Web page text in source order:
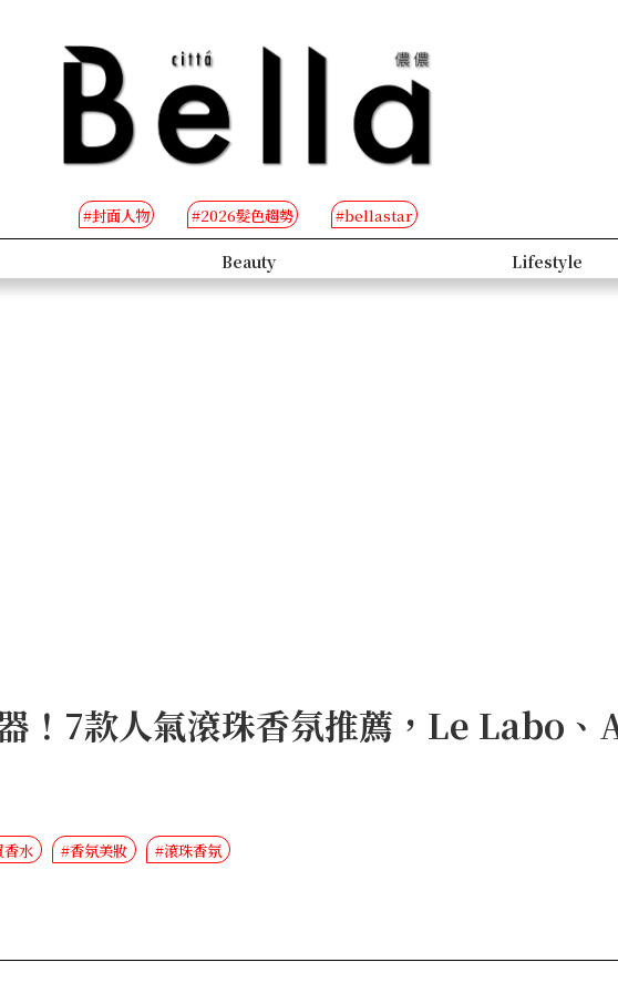
#封面人物 #2026髮色趨勢 #bellastar
Beauty Lifestyle
！7款人氣滾珠香氛推薦，Le Labo、
水 #香氛美妝 #滾珠香氛